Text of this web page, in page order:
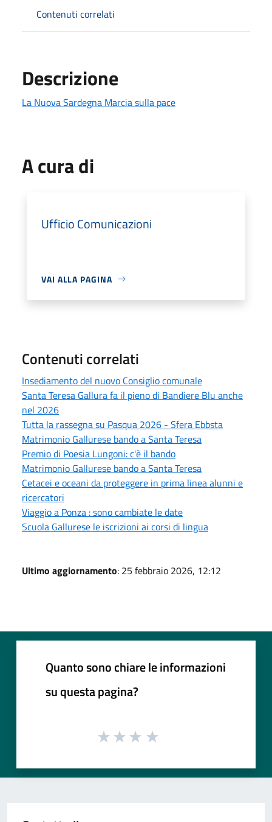
Contenuti correlati
Descrizione
La Nuova Sardegna Marcia sulla pace
A cura di
Ufficio Comunicazioni
VAI ALLA PAGINA
Contenuti correlati
Insediamento del nuovo Consiglio comunale
Santa Teresa Gallura fa il pieno di Bandiere Blu anche
nel 2026
Tutta la rassegna su Pasqua 2026 - Sfera Ebbsta
Matrimonio Gallurese bando a Santa Teresa
Premio di Poesia Lungoni: c'è il bando
Matrimonio Gallurese bando a Santa Teresa
Cetacei e oceani da proteggere in prima linea alunni e
ricercatori
Viaggio a Ponza : sono cambiate le date
Scuola Gallurese le iscrizioni ai corsi di lingua
Ultimo aggiornamento: 25 febbraio 2026, 12:12
Quanto sono chiare le informazioni
su questa pagina?